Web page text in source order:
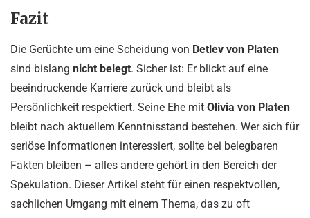
Fazit
Die Gerüchte um eine Scheidung von Detlev von Platen
sind bislang nicht belegt. Sicher ist: Er blickt auf eine
beeindruckende Karriere zurück und bleibt als
Persönlichkeit respektiert. Seine Ehe mit Olivia von Platen
bleibt nach aktuellem Kenntnisstand bestehen. Wer sich für
seriöse Informationen interessiert, sollte bei belegbaren
Fakten bleiben – alles andere gehört in den Bereich der
Spekulation. Dieser Artikel steht für einen respektvollen,
sachlichen Umgang mit einem Thema, das zu oft